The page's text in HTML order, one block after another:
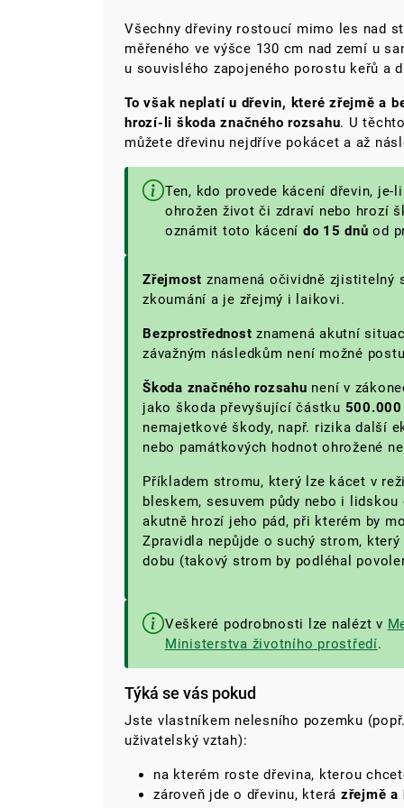
Všechny dřeviny rostoucí mimo les nad
měřeného ve výšce 130 cm nad zemí u
u souvislého zapojeného porostu keřů a
To však neplatí u dřevin, které zřejmě a
hrozí-li škoda značného rozsahu. U
můžete dřevinu nejdříve pokácet a až
Ten, kdo provede kácení dřevin,
ohrožen život či zdraví nebo hrozí
oznámit toto kácení do 15 dnů od
Zřejmost znamená očividně zjistitelný
zkoumání a je zřejmý i laikovi.
Bezprostřednost znamená akutní
závažným následkům není možné
Škoda značného rozsahu není v
jako škoda převyšující částku
nemajetkové škody, např. rizika další
nebo památkových hodnot ohrožené
Příkladem stromu, který lze kácet v
bleskem, sesuvem půdy nebo i
akutně hrozí jeho pád, při kterém by
Zpravidla nepůjde o suchý strom,
dobu (takový strom by podléhal
Veškeré podrobnosti lze nalézt v
Ministerstva životního prostředí.
Týká se vás pokud
Jste vlastníkem nelesního pozemku
uživatelský vztah):
na kterém roste dřevina, kterou
zároveň jde o dřevinu, která zřejmě a